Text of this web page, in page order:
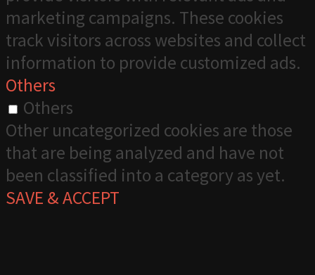
marketing campaigns. These cookies
track visitors across websites and collect
information to provide customized ads.
Others
Others
Other uncategorized cookies are those
that are being analyzed and have not
been classified into a category as yet.
SAVE & ACCEPT